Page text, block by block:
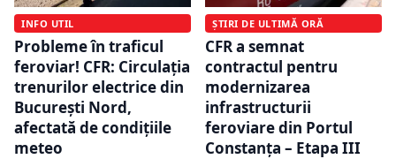
INFO UTIL
Probleme în traficul
feroviar! CFR: Circulația
trenurilor electrice din
București Nord,
afectată de condițiile
meteo
ȘTIRI DE ULTIMĂ ORĂ
CFR a semnat
contractul pentru
modernizarea
infrastructurii
feroviare din Portul
Constanța – Etapa III